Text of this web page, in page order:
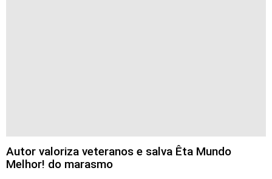
Autor valoriza veteranos e salva Êta Mundo
Melhor! do marasmo